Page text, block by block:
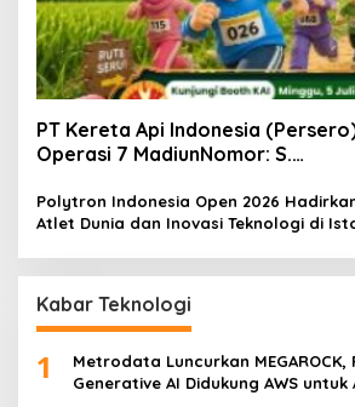
PT Kereta Api Indonesia
Operasi 7 MadiunNomor: S.
Polytron Indonesia Open 2026
Atlet Dunia dan Inovasi Teknologi di
Kabar Teknologi
1
Metrodata Luncurkan
Generative AI Didukung AWS